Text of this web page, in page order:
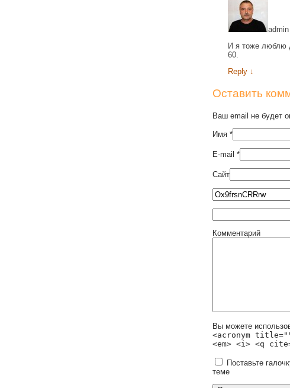
admin
И я тоже люблю
60.
Reply ↓
Оставить
Ваш email не будет
Имя *
E-mail *
Сайт
Комментарий
Вы можете
<acronym
<em> <i> <q
Поставьте
теме